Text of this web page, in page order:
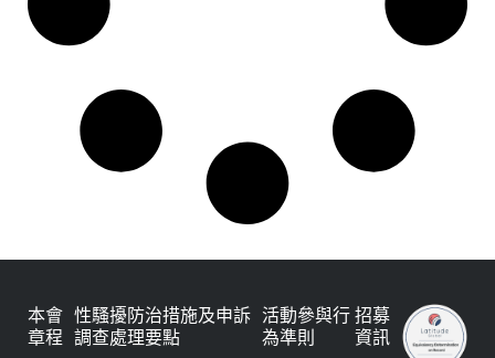
本會
章程
性騷擾防治措施及申訴
調查處理要點
活動參與行
為準則
招募
資訊